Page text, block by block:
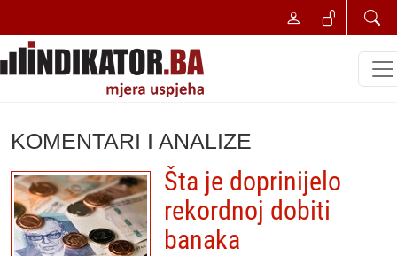
KOMENTARI I ANALIZE
Šta je doprinijelo
rekordnoj dobiti
banaka